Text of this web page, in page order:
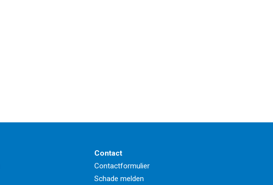
Contact
Contactformulier
Schade melden